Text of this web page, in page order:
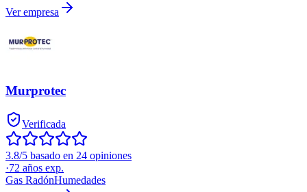
Ver empresa
Murprotec
Verificada
3.8/5 basado en 24 opiniones
·72 años exp.
Gas RadónHumedades